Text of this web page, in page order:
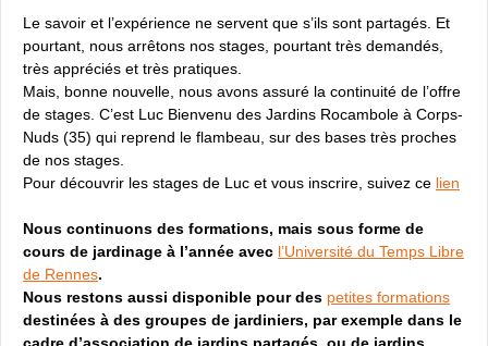
Le savoir et l’expérience ne servent que s’ils sont partagés. Et
pourtant, nous arrêtons nos stages, pourtant très demandés,
très appréciés et très pratiques.
Mais, bonne nouvelle, nous avons assuré la continuité de l’offre
de stages. C’est Luc Bienvenu des Jardins Rocambole à Corps-
Nuds (35) qui reprend le flambeau, sur des bases très proches
de nos stages.
Pour découvrir les stages de Luc et vous inscrire, suivez ce lien
Nous continuons des formations, mais sous forme de
cours de jardinage à l’année avec l’Université du Temps Libre
de Rennes.
Nous restons aussi disponible pour des petites formations
destinées à des groupes de jardiniers, par exemple dans le
cadre d’association de jardins partagés, ou de jardins